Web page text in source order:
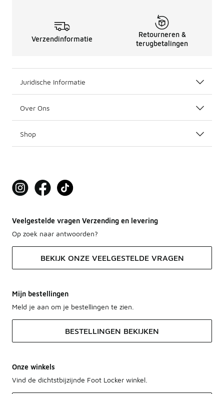
Verzendinformatie
Retourneren &
terugbetalingen
Juridische Informatie
Over Ons
Shop
Veelgestelde vragen Verzending en levering
Op zoek naar antwoorden?
BEKIJK ONZE VEELGESTELDE VRAGEN
Mijn bestellingen
Meld je aan om je bestellingen te zien.
BESTELLINGEN BEKIJKEN
Onze winkels
Vind de dichtstbijzijnde Foot Locker winkel.